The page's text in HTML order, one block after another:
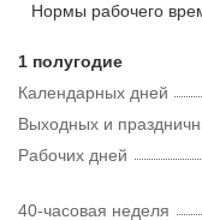
Нормы рабочего
1 полугодие
Календарных дней
Рабочих дней
Выходных и
40-часовая неделя